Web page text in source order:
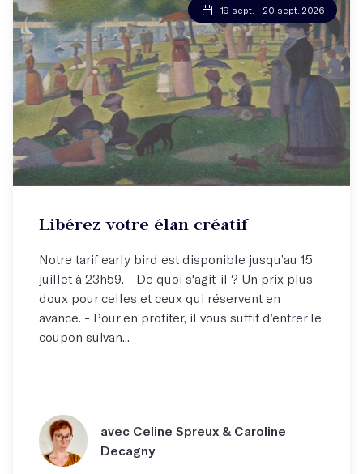
19 sept. - 20 sept. 2026
Libérez votre élan créatif
Notre tarif early bird est disponible jusqu’au 15
juillet à 23h59. - De quoi s'agit-il ? Un prix plus
doux pour celles et ceux qui réservent en
avance. - Pour en profiter, il vous suffit d’entrer le
coupon suivan...
avec Celine Spreux & Caroline
Decagny